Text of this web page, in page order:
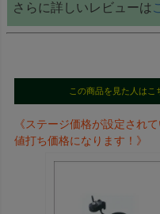
さらに詳しいレビューは
この商品を見た人はこ
《ステージ価格が設定され
値打ち価格になります！》